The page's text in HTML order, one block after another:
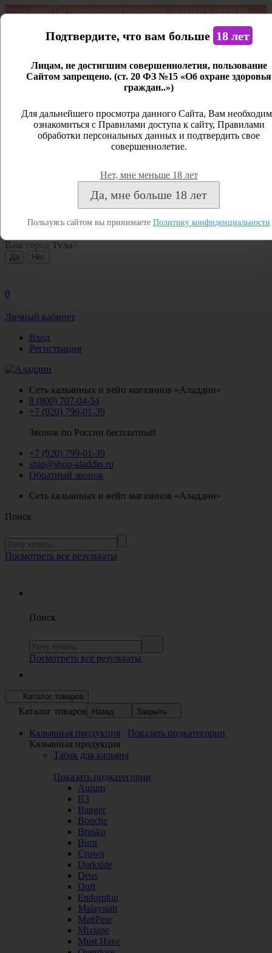
Внимание! По техническим причинам, остатки и цены на
является демонстрационным. Дистанционная продажа не
Открыть сайдбар
Личный кабинет
Закрыть
Посмотреть все результаты
Ваш город Тула ?
0
Личный кабинет
Вход
Регистрация
Сеть кальянных и вейп магазинов «Аладдин»
8 (800) 707-04-54
+7 (920) 799-01-39
Звонок по России бесплатный
+7 (920) 799-01-39
ship@shop-aladdin.ru
Обратный звонок
Сеть кальянных и вейп магазинов «Аладдин»
Поиск
Посмотреть все результаты
Поиск
Посмотреть все результаты
Каталог товаров
Каталог товаров Назад Закрыть
Кальянная продукция
Показать подкатегории
Кальянная продукция
Табак для кальяна
Показать подкатегории
Aurum
B3
Banger
Bonche
Brusko
Burn
Crown
Darkside
Deus
Duft
Endorphin
Malaysian
MattPear
Mixtape
Must Have
Подтвердите, что вам больше 18 лет
Лицам, не достигшим совершеннолетия, пользование
Сайтом запрещено. (ст. 20 ФЗ №15 «Об охране здоровья
граждан..»)
Для дальнейшего просмотра данного Сайта, Вам
ознакомиться с Правилами доступа к сайту, Правилами
обработки персональных данных и подтвердить свое
совершеннолетие.
Нет, мне меньше 18 лет
Да, мне больше 18 лет
Пользуясь сайтом вы принимаете Политику конфиденциальности